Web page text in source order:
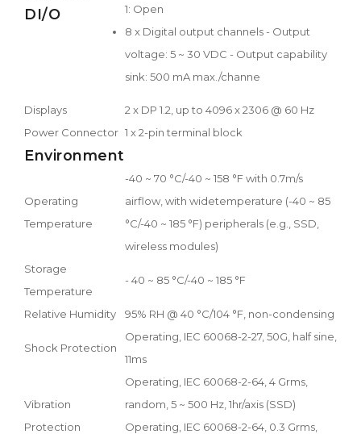
DI/O
1: Open
8 x Digital output channels - Output
voltage: 5 ~ 30 VDC - Output capability
sink: 500 mA max./channe
Displays
2 x DP 1.2, up to 4096 x 2306 @ 60 Hz
Power Connector 1 x 2-pin terminal block
Environment
Operating
Temperature
-40 ~ 70 °C/-40 ~ 158 °F with 0.7m/s
airflow, with widetemperature (-40 ~ 85
°C/-40 ~ 185 °F) peripherals (e.g., SSD,
wireless modules)
Storage
Temperature
- 40 ~ 85 °C/-40 ~ 185 °F
Relative Humidity 95% RH @ 40 °C/104 °F, non-condensing
Shock Protection
Operating, IEC 60068-2-27, 50G, half sine,
11ms
Vibration
Protection
Operating, IEC 60068-2-64, 4 Grms,
random, 5 ~ 500 Hz, 1hr/axis (SSD)
Operating, IEC 60068-2-64, 0.3 Grms,